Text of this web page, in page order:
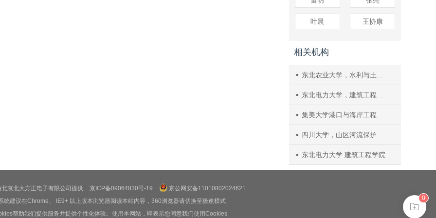
叶晨 王协康
相关机构
东北农业大学，水利与土木工程学院
东北电力大学，建筑工程学院
集美大学港口与海岸工程学院
四川大学，山区河流保护与治理全国重点实验室
东北电力大学 建筑工程学院
京北大方正电子有限公司提供 京ICP备09064830号-19
京公网安备11010802024621
统建议在Chrome、 IE9+ 以上版本浏览器阅读本站内容，360浏览器请切换至极速模式
帮助我们提供服务并提供个性化体验。使用本网站，即表示您同意我们使用Cookies
0